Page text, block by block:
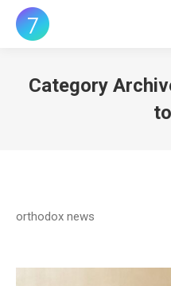
Category
orthodox news